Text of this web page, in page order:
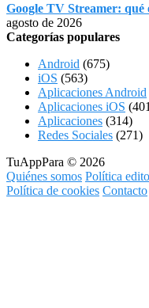
Google TV Streamer: qué
agosto de 2026
Categorías populares
Android (675)
iOS (563)
Aplicaciones Android
Aplicaciones iOS
Aplicaciones (314)
Redes Sociales (271)
TuAppPara © 2026
Quiénes somos Política
Política de cookies Contacto